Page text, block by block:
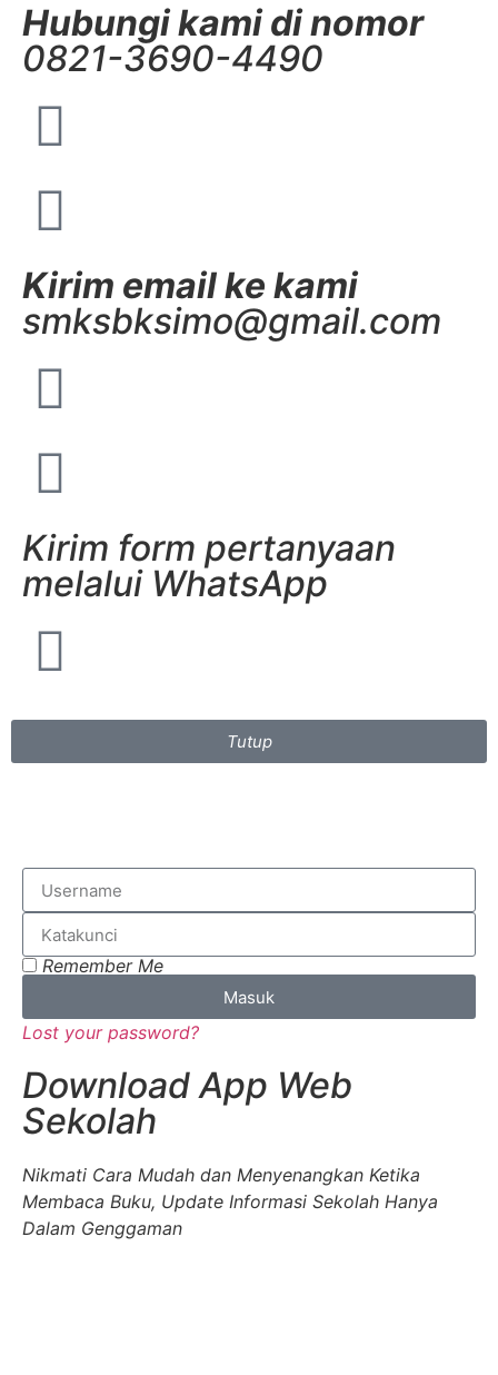
Hubungi kami di nomor
0821-3690-4490
Kirim email ke kami
smksbksimo@gmail.com
Kirim form pertanyaan
melalui WhatsApp
Tutup
Remember Me
Masuk
Lost your password?
Download App Web
Sekolah
Nikmati Cara Mudah dan Menyenangkan Ketika
Membaca Buku, Update Informasi Sekolah Hanya
Dalam Genggaman